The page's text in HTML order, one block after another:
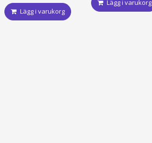
Lägg i varukorg
Lägg i varukorg